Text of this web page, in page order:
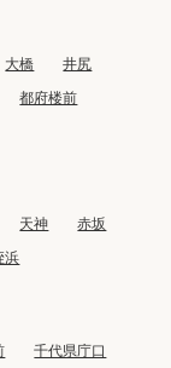
大橋
井尻
都府楼前
天神
赤坂
浜
千代県庁口